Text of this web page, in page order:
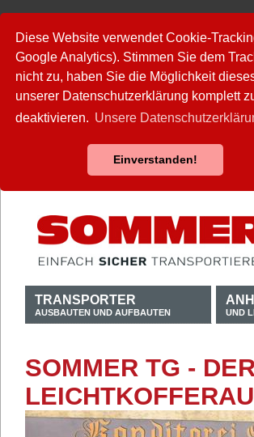
Diese Website verwendet Cookie-
Google Analytics). Stimmen Sie dem
nicht zu, haben Sie die Möglichkeit
unserer Datenschutzerklärung komplett
deaktivieren. Unsere
Einverstanden!
TRANSPORTER
AUSBAUTEN UND AUFBAUTEN UND
SOMMER TG -